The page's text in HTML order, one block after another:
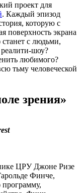
проект для
. Каждый эпизод
которую с
поверхность экрана
станет с людьми,
реалити-шоу?
любимого?
тьму человеческой
зрения»
ЦРУ Джоне Ризе
Финче,